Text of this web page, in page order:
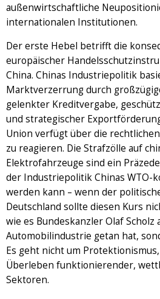
außenwirtschaftliche
internationalen Institutionen.
Der erste Hebel betrifft die
europäischer
China. Chinas Industriepolitik
Marktverzerrung durch
gelenkter Kreditvergabe,
und strategischer
Union verfügt über die
zu reagieren. Die Strafzölle auf
Elektrofahrzeuge sind ein
der Industriepolitik Chinas WTO-
werden kann – wenn der
Deutschland sollte diesen Kurs
wie es Bundeskanzler Olaf Scholz
Automobilindustrie getan hat,
Es geht nicht um
Überleben funktionierender,
Sektoren.